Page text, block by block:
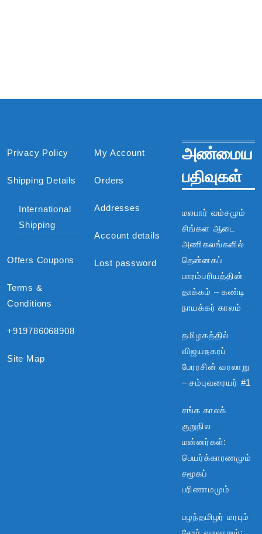
Privacy Policy
Shipping Details
International
Shipping
Offers Coupons
Terms &
Conditions
+919786068908
Site Map
My Account
Orders
Addresses
Account details
Lost password
அண்மைய
பதிவுகள்
மலபார் வம்சமும்
சிங்கள ஆடை
அணிகலங்களில்
தென்னகப்
பாரம்பரியத்தின்
தாக்கம் – கண்டி
நாயக்கர் காலம்
தமிழகத்தில்
விஜயநகரப்
பேரரசின் வரலாறு
– சம்புவரையர் #1
சங்க காலக்
குறுநில
மன்னர்கள்:
பெயர்க்காரணமும்
சமூகப்
பரிணாமமும்
பழந்தமிழர் மரபும்